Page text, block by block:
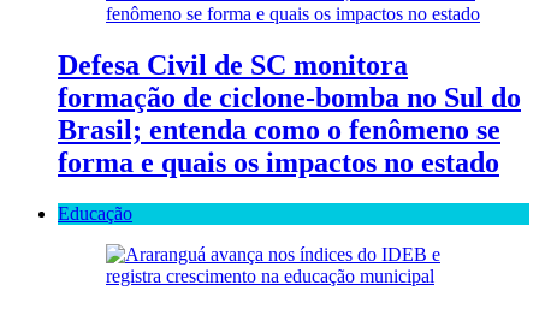
Defesa Civil de SC monitora
formação de ciclone-bomba no Sul do
Brasil; entenda como o fenômeno se
forma e quais os impactos no estado
Educação